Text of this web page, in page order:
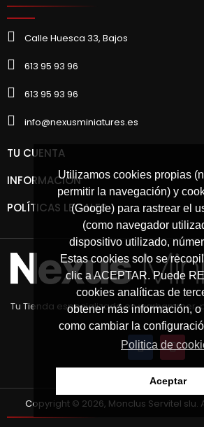
Utilizamos cookies propias
permitir la navegación) y
(Google) para rastrear el
(como navegador
dispositivo utilizado,
Estas cookies solo se
clic a ACEPTAR. Puede
cookies analíticas de
obtener más información,
como cambiar la
Politica de
Aceptar
Calle Huesca 33, Bajos
613 95 93 96
613 95 93 96
info@nexusminiatures.es
TU CUENTA
INFORMACIÓN
POLÍTICAS LEGALES
Tu Tienda especializada en warhammer,
Copyright © 2026, Monclus Servitel slu.